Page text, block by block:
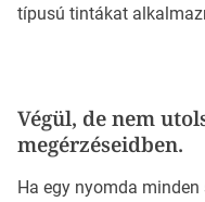
típusú tintákat
Végül, de nem
megérzéseidben.
Ha egy nyomda